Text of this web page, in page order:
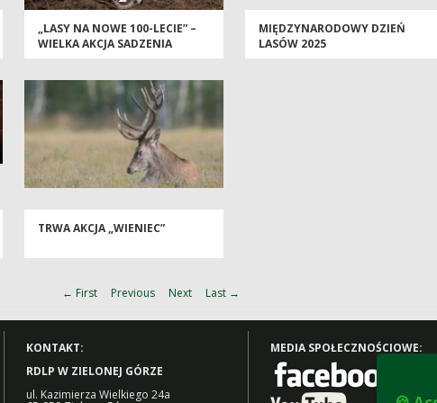
„LASY NA NOWE 100-LECIE” –
WIELKA AKCJA SADZENIA
DRZEW
MIĘDZYNARODOWY DZIEŃ
LASÓW 2025
TRWA AKCJA „WIENIEC”
← First Previous Next Last →
KONTAKT:
RDLP W ZIELONEJ GÓRZE
ul. Kazimierza Wielkiego 24a
MEDIA SPOŁECZNOŚCIOWE: